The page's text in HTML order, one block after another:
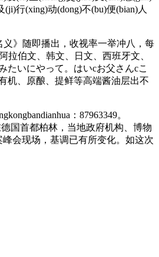
行(xing)动(dong)不(bu)便(bian)人
》随即播出，收视率一举冲八，每
伯文、韩文、日文、西班牙文、
いにやって。はいcお父さんcこ
、原酿、提鲜等高端酱油层出不
：87963349。
国首都柏林，当地政府机构、博物
会现场，基调已有所变化。如这次